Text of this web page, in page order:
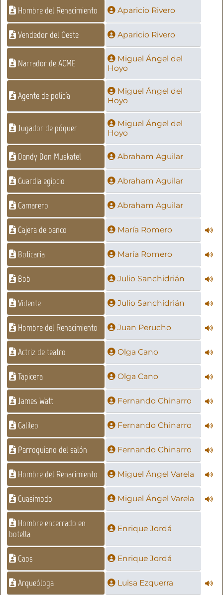
Hombre del Renacimiento Aparicio Rivero
Vendedor del Oeste Aparicio Rivero
Narrador de ACME
Miguel Ángel del
Hoyo
Agente de policía
Miguel Ángel del
Hoyo
Jugador de póquer
Miguel Ángel del
Hoyo
Dandy Don Muskatel Abraham Aguilar
Guardia egipcio Abraham Aguilar
Camarero Abraham Aguilar
Cajera de banco María Romero
Boticaria María Romero
Bob Julio Sanchidrián
Vidente Julio Sanchidrián
Hombre del Renacimiento Juan Perucho
Actriz de teatro Olga Cano
Tapicera Olga Cano
James Watt Fernando Chinarro
Galileo Fernando Chinarro
Parroquiano del salón Fernando Chinarro
Hombre del Renacimiento Miguel Ángel Varela
Cuasimodo Miguel Ángel Varela
Hombre encerrado en
botella
Enrique Jordá
Caos Enrique Jordá
Arqueóloga Luisa Ezquerra